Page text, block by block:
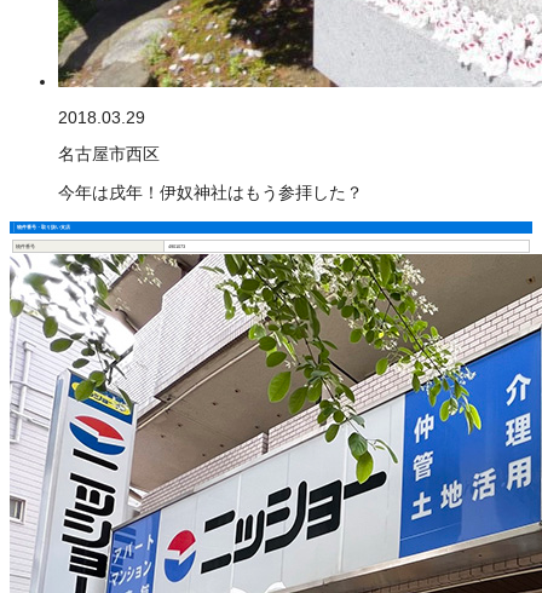
2018.03.29
名古屋市西区
今年は戌年！伊奴神社はもう参拝した？
物件番号・取り扱い支店
物件番号 4901073